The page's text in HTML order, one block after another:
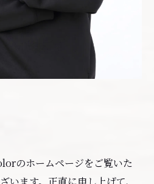
のホームページをご覧いた